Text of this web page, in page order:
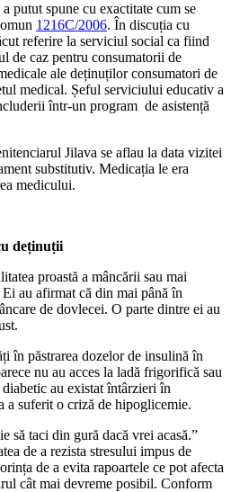
putut spune cu exactitate cum se
1216C/2006. În discuția cu
referire la serviciul social ca fiind
de caz pentru consumatorii de
ale deținuților consumatori de
medical. Șeful serviciului educativ a
într-un program de asistență
Jilava se aflau la data vizitei
substitutiv. Medicația le era
medicului.
deținuții
proastă a mâncării sau mai
au afirmat că din mai până în
de dovlecei. O parte dintre ei au
în păstrarea dozelor de insulină în
nu au acces la ladă frigorifică sau
au existat întârzieri în
a suferit o criză de hipoglicemie.
să taci din gură dacă vrei acasă.”
de a rezista stresului impus de
de a evita rapoartele ce pot afecta
cât mai devreme posibil. Conform